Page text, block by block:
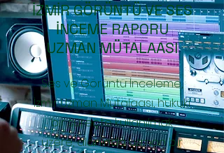
İZMİR GÖRÜNTÜ VE SES
İNCEME RAPORU
UZMAN MÜTALAASI
Ses ve Görüntü İnceleme,
İzmir Uzman Mütalaası, hukuki
bir süreçte kullanılmak
üzere, alanında uzman bir